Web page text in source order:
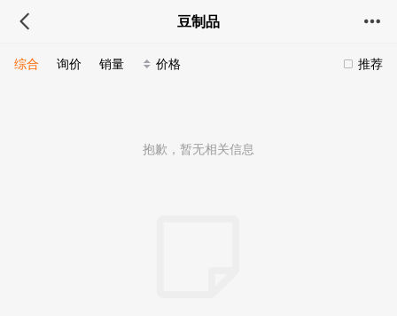
豆制品
推荐
综合 询价 销量 价格
抱歉，暂无相关信息